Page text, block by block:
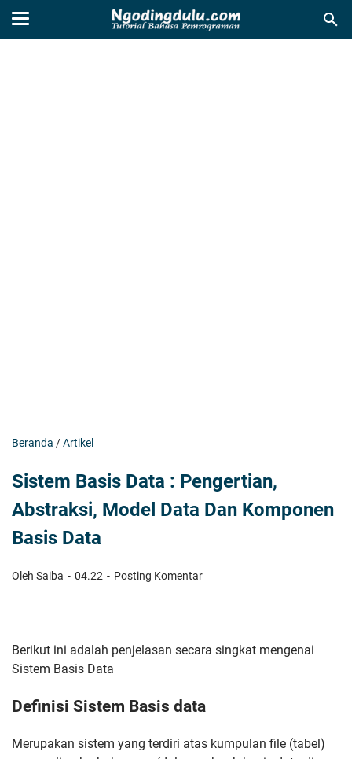
Beranda /Artikel
Sistem Basis Data : Pengertian,
Abstraksi, Model Data Dan Komponen
Basis Data
Oleh Saiba 04.22 Posting Komentar
Berikut ini adalah penjelasan secara singkat mengenai
Sistem Basis Data
Definisi Sistem Basis data
Merupakan sistem yang terdiri atas kumpulan file (tabel)